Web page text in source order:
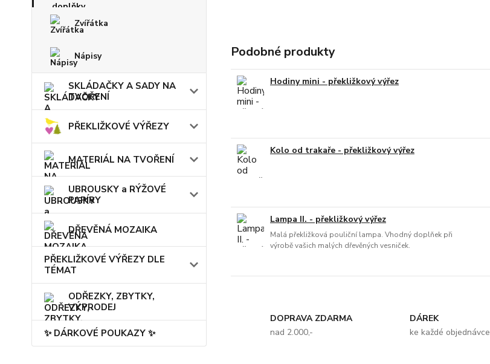
Zvířátka
Nápisy
SKLÁDAČKY A SADY NA
TVOŘENÍ
PŘEKLIŽKOVÉ VÝŘEZY
MATERIÁL NA TVOŘENÍ
UBROUSKY a RÝŽOVÉ
PAPÍRY
DŘEVĚNÁ MOZAIKA
PŘEKLIŽKOVÉ VÝŘEZY DLE
TÉMAT
ODŘEZKY, ZBYTKY,
VÝPRODEJ
✨ DÁRKOVÉ POUKAZY ✨
Podobné produkty
Hodiny mini - překližkový výřez
Kolo od trakaře - překližkový výřez
Lampa II. - překližkový výřez
Malá překližková pouliční lampa. Vhodný doplňek při
výrobě vašich malých dřevěných vesniček.
DOPRAVA ZDARMA
nad 2.000,-
DÁREK
ke každé objednávce